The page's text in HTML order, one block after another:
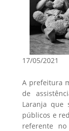
17/05/2021
A prefeitura
de
Laranja que
públicos e
referente